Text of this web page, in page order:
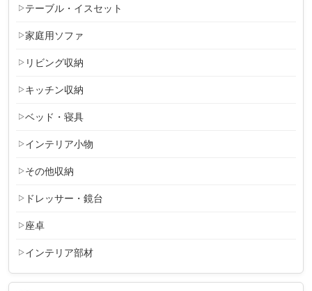
テーブル・イスセット
家庭用ソファ
リビング収納
キッチン収納
ベッド・寝具
インテリア小物
その他収納
ドレッサー・鏡台
座卓
インテリア部材